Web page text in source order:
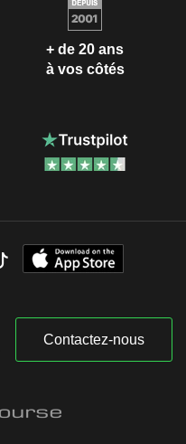
+ de 20 ans
à vos côtés
Contactez-nous